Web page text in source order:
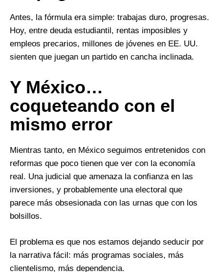
Antes, la fórmula era simple: trabajas duro, progresas.
Hoy, entre deuda estudiantil, rentas imposibles y
empleos precarios, millones de jóvenes en EE. UU.
sienten que juegan un partido en cancha inclinada.
Y México…
coqueteando con el
mismo error
Mientras tanto, en México seguimos entretenidos con
reformas que poco tienen que ver con la economía
real. Una judicial que amenaza la confianza en las
inversiones, y probablemente una electoral que
parece más obsesionada con las urnas que con los
bolsillos.
El problema es que nos estamos dejando seducir por
la narrativa fácil: más programas sociales, más
clientelismo, más dependencia.